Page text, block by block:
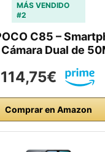
MÁS VENDIDO
#2
C85 –
Dual de
114,75€
Comprar en Amazon